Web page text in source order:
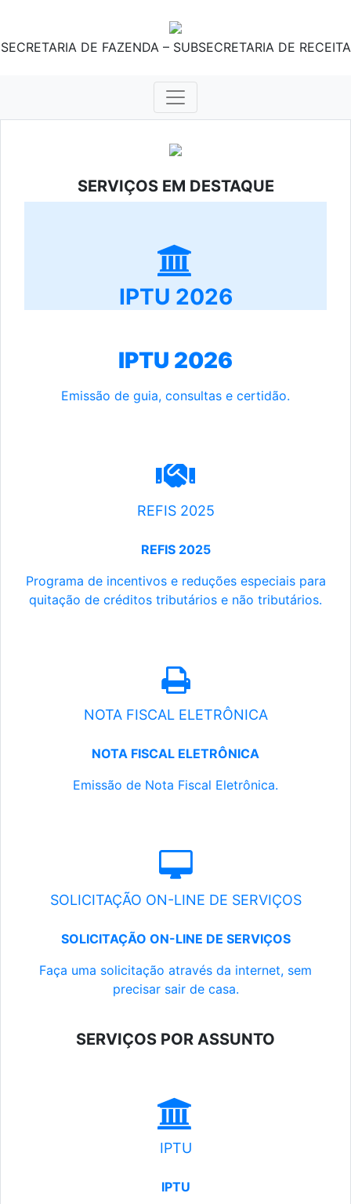
SECRETARIA DE FAZENDA – SUBSECRETARIA DE RECEITA
SERVIÇOS EM DESTAQUE
IPTU 2026
IPTU 2026
Emissão de guia, consultas e certidão.
REFIS 2025
REFIS 2025
Programa de incentivos e reduções especiais para
quitação de créditos tributários e não tributários.
NOTA FISCAL ELETRÔNICA
NOTA FISCAL ELETRÔNICA
Emissão de Nota Fiscal Eletrônica.
SOLICITAÇÃO ON-LINE DE SERVIÇOS
SOLICITAÇÃO ON-LINE DE SERVIÇOS
Faça uma solicitação através da internet, sem
precisar sair de casa.
SERVIÇOS POR ASSUNTO
IPTU
IPTU